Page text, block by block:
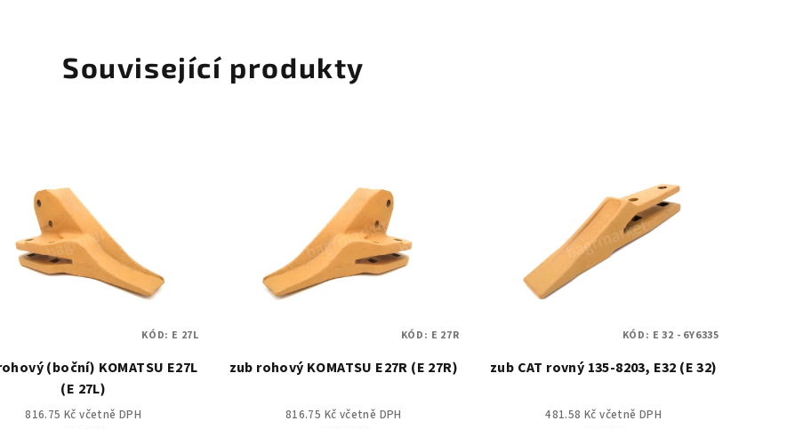
Související produkty
(boční) KOMATSU E27L
(E 27L)
816.75 Kč včetně DPH
KÓD: E 27L
zub rohový KOMATSU E27R (E 27R)
816.75 Kč včetně DPH
KÓD: E 27R
zub CAT rovný 135-8203, E32 (E 32)
481.58 Kč včetně DPH
KÓD: E 32 - 6Y6335